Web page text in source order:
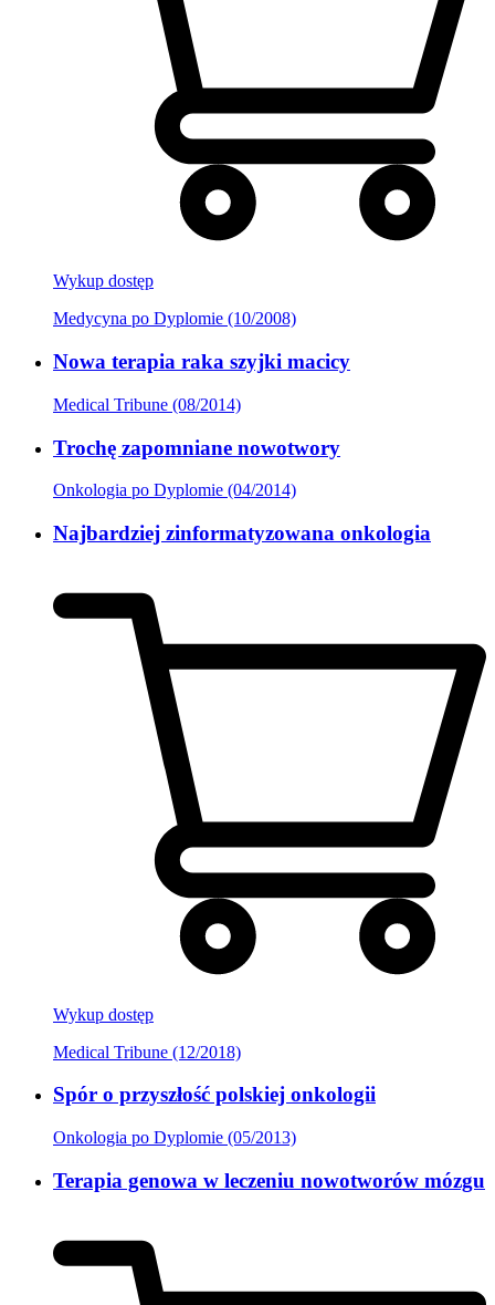
Wykup dostęp
Medycyna po Dyplomie (10/2008)
Nowa terapia raka szyjki macicy
Medical Tribune (08/2014)
Trochę zapomniane nowotwory
Onkologia po Dyplomie (04/2014)
Najbardziej zinformatyzowana onkologia
Wykup dostęp
Medical Tribune (12/2018)
Spór o przyszłość polskiej onkologii
Onkologia po Dyplomie (05/2013)
Terapia genowa w leczeniu nowotworów mózgu